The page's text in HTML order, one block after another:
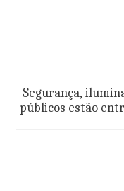
Segurança,
públicos estão